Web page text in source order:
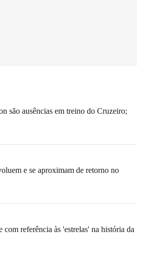
são ausências em treino do Cruzeiro;
e se aproximam de retorno no
referência às 'estrelas' na história da